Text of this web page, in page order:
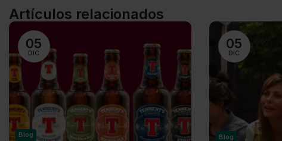
Artículos relacionados
05
DIC
Blog
05
DIC
Blog